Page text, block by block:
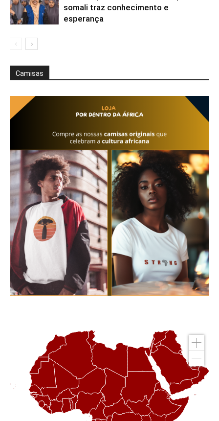
somali traz conhecimento e
esperança
Camisas